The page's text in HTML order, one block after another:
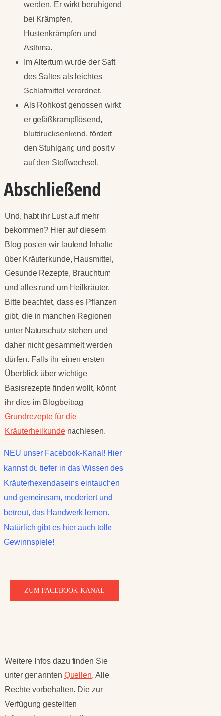
werden. Er wirkt beruhigend
bei Krämpfen,
Hustenkrämpfen und
Asthma.
Im Altertum wurde der Saft
des Saltes als leichtes
Schlafmittel verordnet.
Als Rohkost genossen wirkt
er gefäßkrampflösend,
blutdrucksenkend, fördert
den Stuhlgang und positiv
auf den Stoffwechsel.
Abschließend
Und, habt ihr Lust auf mehr
bekommen? Hier auf diesem
Blog posten wir laufend Inhalte
über Kräuterkunde, Hausmittel,
Gesunde Rezepte, Brauchtum
und alles rund um Heilkräuter.
Bitte beachtet, dass es Pflanzen
gibt, die in manchen Regionen
unter Naturschutz stehen und
daher nicht gesammelt werden
dürfen. Falls ihr einen ersten
Überblick über wichtige
Basisrezepte finden wollt, könnt
ihr dies im Blogbeitrag
Grundrezepte für die
Kräuterheilkunde nachlesen.
NEU unser Facebook-Kanal! Hier
kannst du tiefer in das Wissen des
Kräuterhexendaseins eintauchen
und gemeinsam, moderiert und
betreut, das Handwerk lernen.
Natürlich gibt es hier auch tolle
Gewinnspiele!
ZUM FACEBOOK-KANAL
Weitere Infos dazu finden Sie
unter genannten Quellen. Alle
Rechte vorbehalten. Die zur
Verfügung gestellten